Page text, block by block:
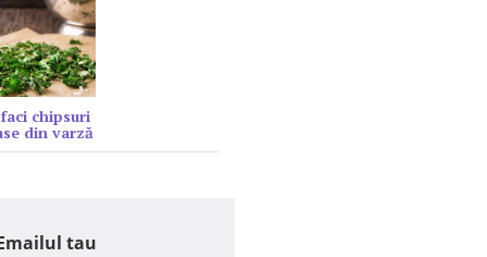
chipsuri
din varză
tau